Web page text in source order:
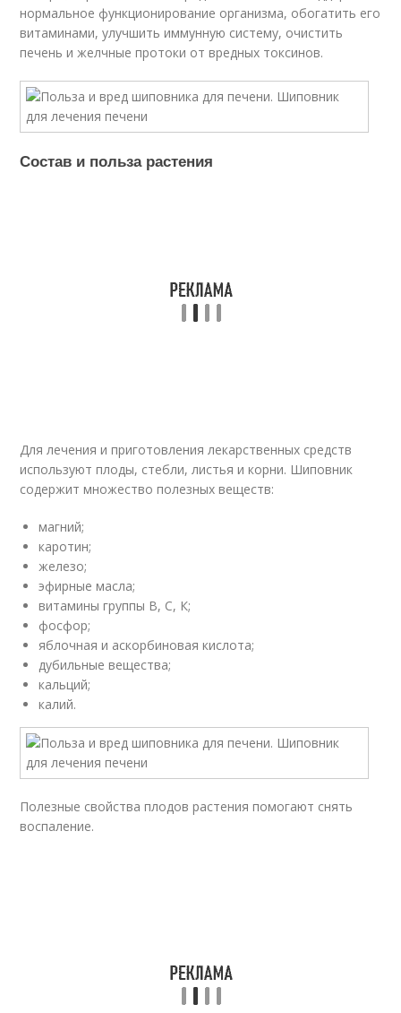
нормальное функционирование организма, обогатить его
витаминами, улучшить иммунную систему, очистить
печень и желчные протоки от вредных токсинов.
Состав и польза растения
Для лечения и приготовления лекарственных средств
используют плоды, стебли, листья и корни. Шиповник
содержит множество полезных веществ:
магний;
каротин;
железо;
эфирные масла;
витамины группы В, С, К;
фосфор;
яблочная и аскорбиновая кислота;
дубильные вещества;
кальций;
калий.
Полезные свойства плодов растения помогают снять
воспаление.